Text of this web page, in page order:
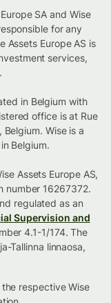
SA and Wise
for any
Assets Europe AS is
services,
in Belgium with
office is at Rue
Wise is a
Belgium.
Assets Europe AS,
number 16267372.
regulated as an
Supervision and
4.1-1/174. The
Tallinna linnaosa,
respective Wise